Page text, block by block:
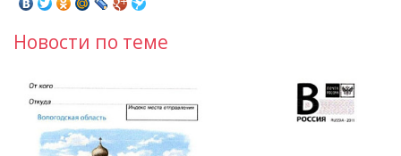
Новости по теме